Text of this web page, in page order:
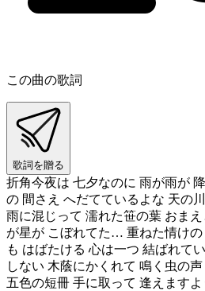
この曲の歌詞
歌詞を贈る
折角今夜は 七夕なのに 雨が雨が
の 間さえ へだてているよな 天の
雨に混じって 濡れた笹の葉 おま
が星が こぼれてた… 重ねた情けの
も はばたける 心は一つ 結ばれて
しない 木蔭にかくれて 鳴く虫の
五色の短冊 手に取って 逢えます